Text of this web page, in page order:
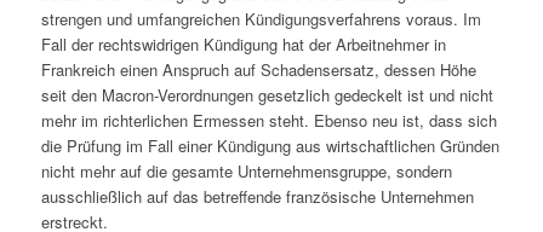
strengen und umfangreichen Kündigungsverfahrens voraus. Im
Fall der rechtswidrigen Kündigung hat der Arbeitnehmer in
Frankreich einen Anspruch auf Schadensersatz, dessen Höhe
seit den Macron-Verordnungen gesetzlich gedeckelt ist und nicht
mehr im richterlichen Ermessen steht. Ebenso neu ist, dass sich
die Prüfung im Fall einer Kündigung aus wirtschaftlichen Gründen
nicht mehr auf die gesamte Unternehmensgruppe, sondern
ausschließlich auf das betreffende französische Unternehmen
erstreckt.